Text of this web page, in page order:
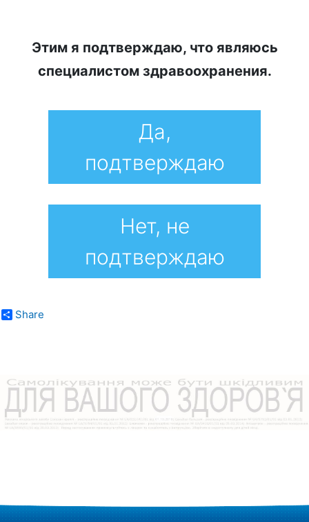
Этим я подтверждаю, что являюсь
специалистом здравоохранения.
Да,
подтверждаю
Нет, не
подтверждаю
Share